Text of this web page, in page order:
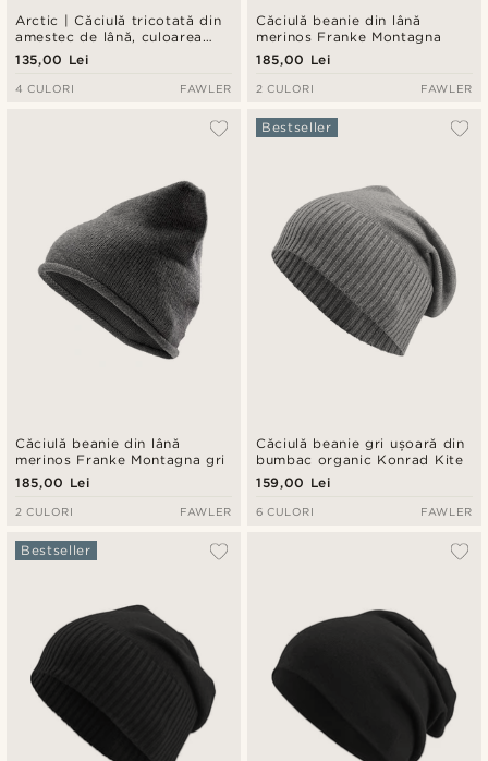
Arctic | Căciulă tricotată din
amestec de lână, culoarea
kaki
135,00 Lei
4 CULORI FAWLER
Căciulă beanie din lână
merinos Franke Montagna
185,00 Lei
2 CULORI FAWLER
Căciulă beanie din lână
merinos Franke Montagna gri
185,00 Lei
2 CULORI FAWLER
Căciulă beanie gri ușoară din
bumbac organic Konrad Kite
Bestseller
159,00 Lei
6 CULORI FAWLER
Bestseller